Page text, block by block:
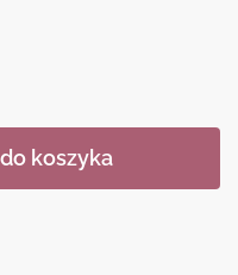
koszyka